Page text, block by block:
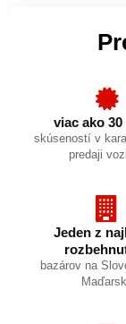
viac ako
skúseností v
predaji
Jeden z
bazárov na